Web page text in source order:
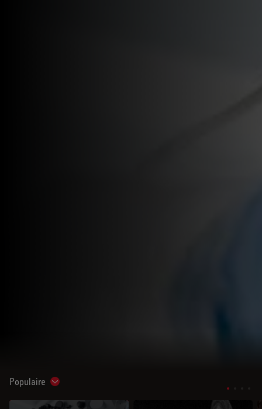
Populaire Show subnavigation